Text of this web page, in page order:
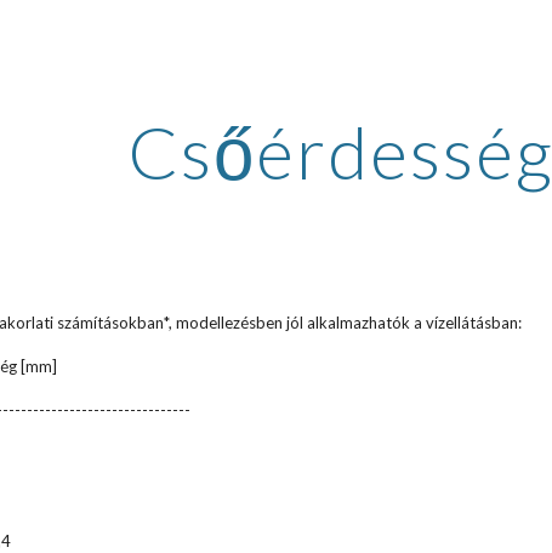
Csőérdesség
számításokban*, modellezésben jól alkalmazhatók a vízellátásban:
4